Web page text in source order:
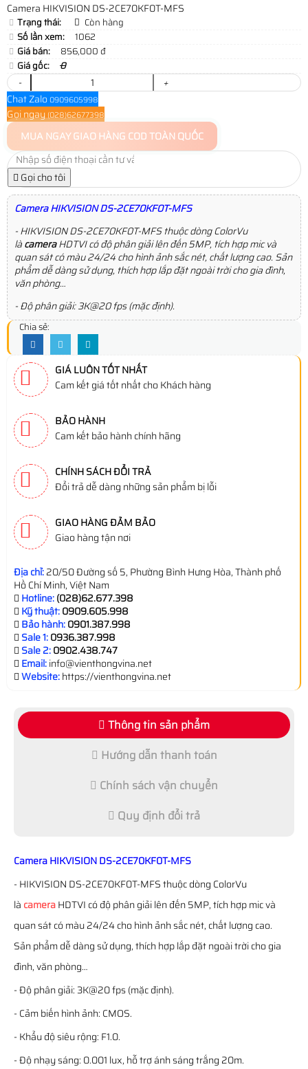
Camera HIKVISION DS-2CE70KF0T-MFS
Trạng thái:
Còn hàng
Số lần xem:
1062
Giá bán:
856,000 đ
Giá gốc:
0
-
+
Chat Zalo 0909605998
Gọi ngay(028)62677398
MUA NGAYGIAO HÀNG COD TOÀN QUỐC
Gọi cho tôi
Camera HIKVISION DS-2CE70KF0T-MFS
- HIKVISION DS-2CE70KF0T-MFS thuộc dòng ColorVu
làcameraHDTVI có độ phân giải lên đến 5MP, tích hợp mic và
quan sát có màu 24/24 cho hình ảnh sắc nét, chất lượng cao. Sản
phẩm dễ dàng sử dụng, thích hợp lắp đặt ngoài trời cho gia đình,
văn phòng…
- Độ phân giải: 3K@20 fps (mặc định).
Chia sẻ:
GIÁ LUÔN TỐT NHẤT
Cam kết giá tốt nhất cho Khách hàng
BẢO HÀNH
Cam kết bảo hành chính hãng
CHÍNH SÁCH ĐỔI TRẢ
Đổi trả dễ dàng những sản phẩm bị lỗi
GIAO HÀNG ĐẢM BẢO
Giao hàng tận nơi
Địa chỉ:20/50 Đường số 5, Phường Bình Hưng Hòa, Thành phố
Hồ Chí Minh, Việt Nam
Hotline:(028)62.677.398
Kỹ thuật:0909.605.998
Bảo hành:0901.387.998
Sale 1:0936.387.998
Sale 2:0902.438.747
Email:info@vienthongvina.net
Website:https://vienthongvina.net
Thông tin sản phẩm
Hướng dẫn thanh toán
Chính sách vận chuyển
Quy định đổi trả
Camera HIKVISION DS-2CE70KF0T-MFS
- HIKVISION DS-2CE70KF0T-MFS thuộc dòng ColorVu
là cameraHDTVI có độ phân giải lên đến 5MP, tích hợp mic và
quan sát có màu 24/24 cho hình ảnh sắc nét, chất lượng cao.
Sản phẩm dễ dàng sử dụng, thích hợp lắp đặt ngoài trời cho gia
đình, văn phòng…
- Độ phân giải: 3K@20 fps (mặc định).
- Cảm biến hình ảnh: CMOS.
- Khẩu độ siêu rộng: F1.0.
- Độ nhạy sáng: 0.001 lux, hỗ trợ ánh sáng trắng 20m.